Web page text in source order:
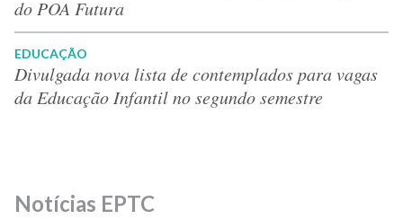
do POA Futura
EDUCAÇÃO
Divulgada nova lista de contemplados para vagas
da Educação Infantil no segundo semestre
Notícias EPTC